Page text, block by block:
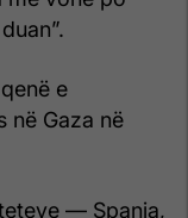
e
në Gaza në
— Spanja,